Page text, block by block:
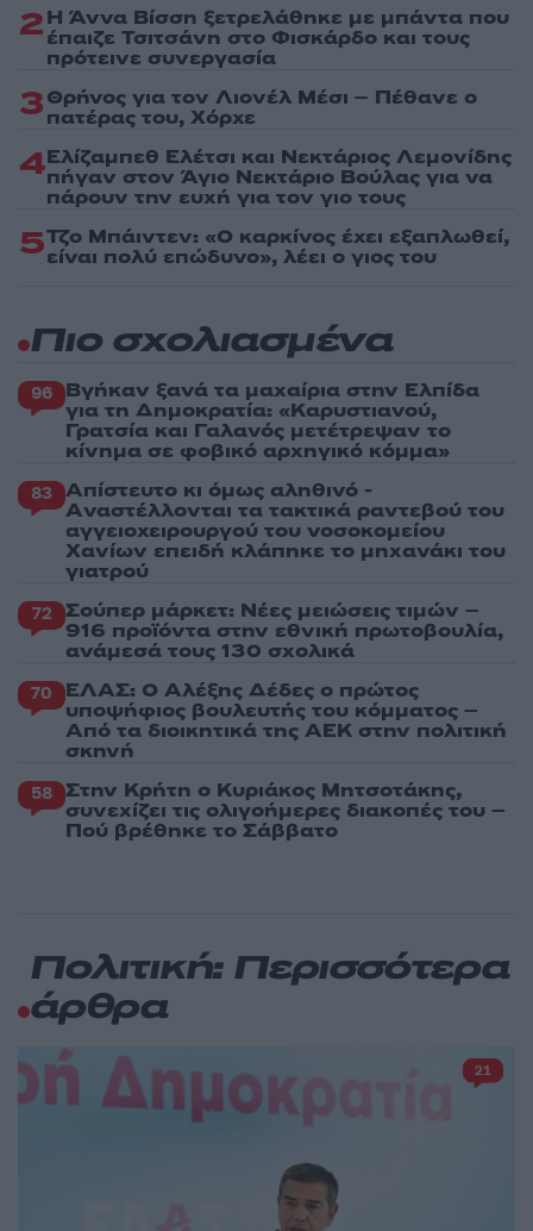
2Η Άννα Βίσση ξετρελάθηκε με μπάντα που
έπαιζε Τσιτσάνη στο Φισκάρδο και τους
πρότεινε συνεργασία
3Θρήνος για τον Λιονέλ Μέσι – Πέθανε ο
πατέρας του, Χόρχε
4Ελίζαμπεθ Ελέτσι και Νεκτάριος Λεμονίδης
πήγαν στον Άγιο Νεκτάριο Βούλας για να
πάρουν την ευχή για τον γιο τους
5Τζο Μπάιντεν: «Ο καρκίνος έχει εξαπλωθεί,
είναι πολύ επώδυνο», λέει ο γιος του
Πιο σχολιασμένα
96 Βγήκαν ξανά τα μαχαίρια στην Ελπίδα
για τη Δημοκρατία: «Καρυστιανού,
Γρατσία και Γαλανός μετέτρεψαν το
κίνημα σε φοβικό αρχηγικό κόμμα»
83 Απίστευτο κι όμως αληθινό -
Aναστέλλονται τα τακτικά ραντεβού του
αγγειοχειρουργού του νοσοκομείου
Χανίων επειδή κλάπηκε το μηχανάκι του
γιατρού
72 Σούπερ μάρκετ: Νέες μειώσεις τιμών –
916 προϊόντα στην εθνική πρωτοβουλία,
ανάμεσά τους 130 σχολικά
70 ΕΛΑΣ: Ο Αλέξης Δέδες ο πρώτος
υποψήφιος βουλευτής του κόμματος –
Από τα διοικητικά της ΑΕΚ στην πολιτική
σκηνή
58 Στην Κρήτη ο Κυριάκος Μητσοτάκης,
συνεχίζει τις ολιγοήμερες διακοπές του –
Πού βρέθηκε το Σάββατο
Πολιτική: Περισσότερα
άρθρα
21